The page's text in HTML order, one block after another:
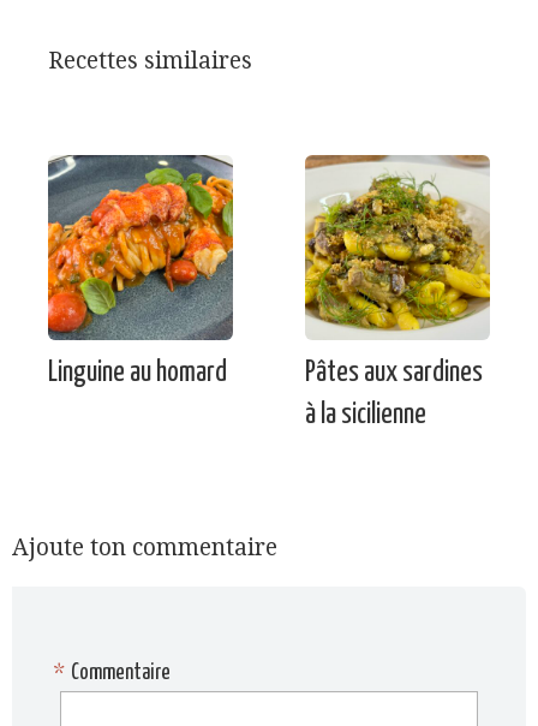
Recettes similaires
Linguine au homard
Pâtes aux sardines
à la sicilienne
Ajoute ton commentaire
Commentaire
*